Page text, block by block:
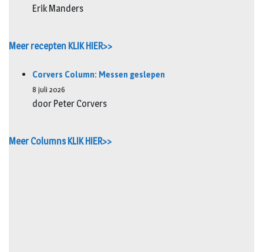
Erik Manders
Meer recepten KLIK HIER>>
Corvers Column: Messen geslepen
8 juli 2026
door Peter Corvers
Meer Columns KLIK HIER>>